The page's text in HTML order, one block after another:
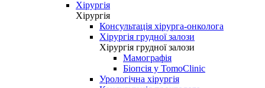
Хірургія
Хірургія
Консультація хірурга-онколога
Хірургія грудної залози
Хірургія грудної залози
Мамографія
Біопсія у TomoClinic
Урологічна хірургія